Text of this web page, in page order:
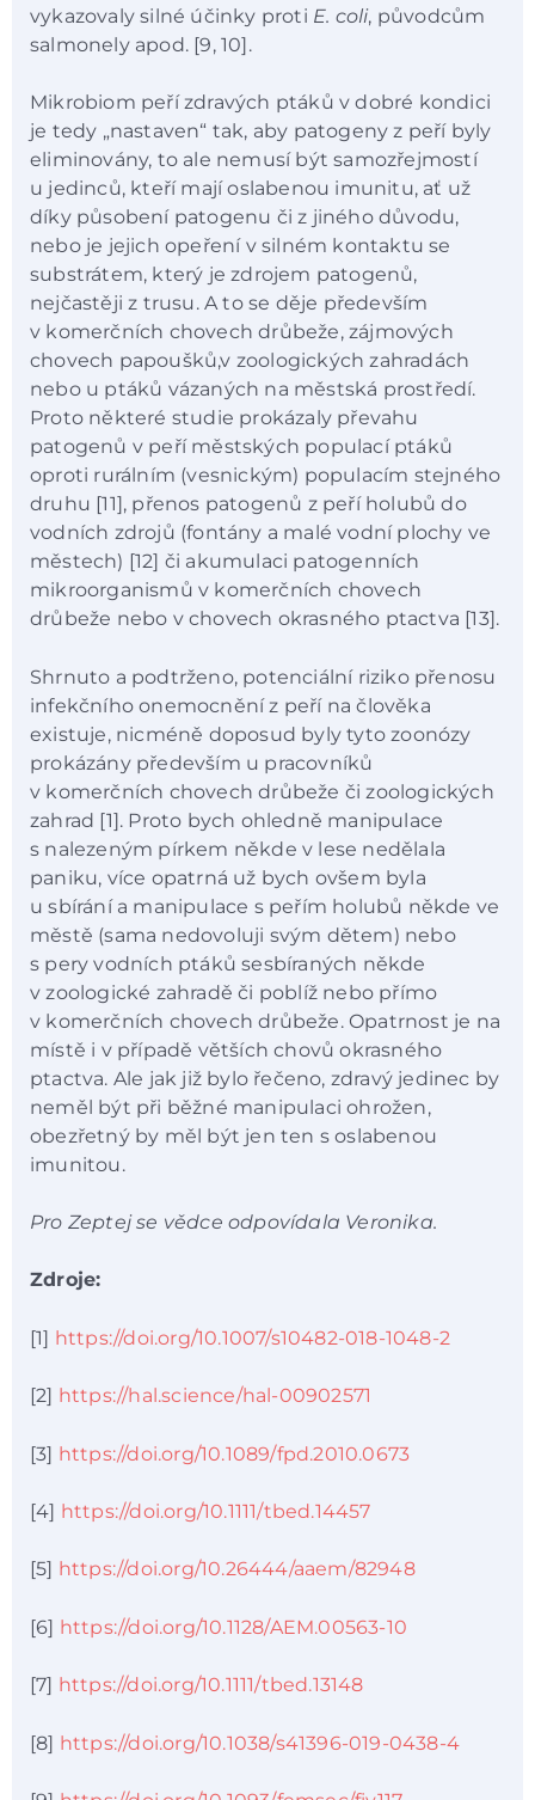
vykazovaly silné účinky proti E. coli, původcům
salmonely apod. [9, 10].
Mikrobiom peří zdravých ptáků v dobré kondici
je tedy „nastaven“ tak, aby patogeny z peří byly
eliminovány, to ale nemusí být samozřejmostí
u jedinců, kteří mají oslabenou imunitu, ať už
díky působení patogenu či z jiného důvodu,
nebo je jejich opeření v silném kontaktu se
substrátem, který je zdrojem patogenů,
nejčastěji z trusu. A to se děje především
v komerčních chovech drůbeže, zájmových
chovech papoušků,v zoologických zahradách
nebo u ptáků vázaných na městská prostředí.
Proto některé studie prokázaly převahu
patogenů v peří městských populací ptáků
oproti rurálním (vesnickým) populacím stejného
druhu [11], přenos patogenů z peří holubů do
vodních zdrojů (fontány a malé vodní plochy ve
městech) [12] či akumulaci patogenních
mikroorganismů v komerčních chovech
drůbeže nebo v chovech okrasného ptactva [13].
Shrnuto a podtrženo, potenciální riziko přenosu
infekčního onemocnění z peří na člověka
existuje, nicméně doposud byly tyto zoonózy
prokázány především u pracovníků
v komerčních chovech drůbeže či zoologických
zahrad [1]. Proto bych ohledně manipulace
s nalezeným pírkem někde v lese nedělala
paniku, více opatrná už bych ovšem byla
u sbírání a manipulace s peřím holubů někde ve
městě (sama nedovoluji svým dětem) nebo
s pery vodních ptáků sesbíraných někde
v zoologické zahradě či poblíž nebo přímo
v komerčních chovech drůbeže. Opatrnost je na
místě i v případě větších chovů okrasného
ptactva. Ale jak již bylo řečeno, zdravý jedinec by
neměl být při běžné manipulaci ohrožen,
obezřetný by měl být jen ten s oslabenou
imunitou.
Pro Zeptej se vědce odpovídala Veronika.
Zdroje:
[1] https://doi.org/10.1007/s10482-018-1048-2
[2] https://hal.science/hal-00902571
[3] https://doi.org/10.1089/fpd.2010.0673
[4] https://doi.org/10.1111/tbed.14457
[5] https://doi.org/10.26444/aaem/82948
[6] https://doi.org/10.1128/AEM.00563-10
[7] https://doi.org/10.1111/tbed.13148
[8] https://doi.org/10.1038/s41396-019-0438-4